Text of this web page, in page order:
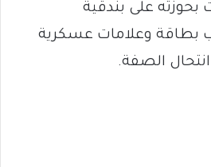
على بندقية
بطاقة وعلامات عسكرية
الصفة.